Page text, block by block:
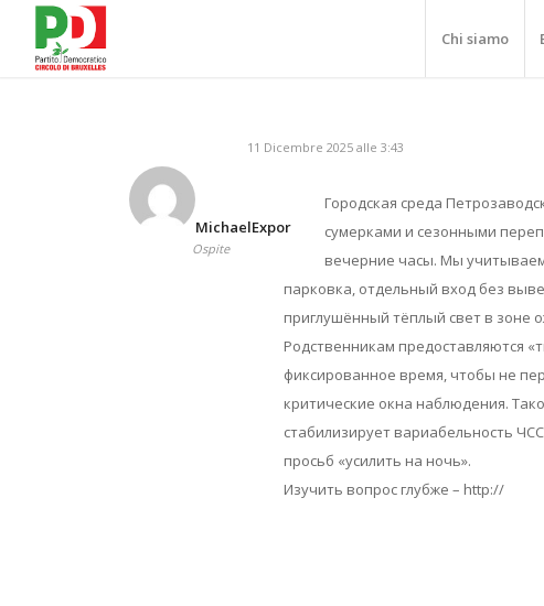
Chi siamo
11 Dicembre 2025 alle 3:43
MichaelExpor
Ospite
Городская среда
сумерками и сезонными
вечерние часы. Мы учитываем
парковка, отдельный вход без
приглушённый тёплый свет в зоне
Родственникам предоставляются
фиксированное время, чтобы не
критические окна наблюдения.
стабилизирует вариабельность
просьб «усилить на ночь».
Изучить вопрос глубже – http://